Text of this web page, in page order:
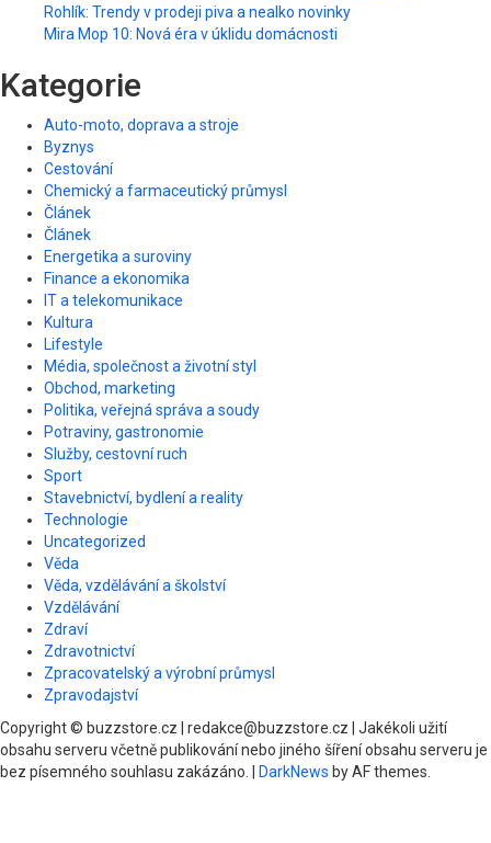
Rohlík: Trendy v prodeji piva a nealko novinky
Mira Mop 10: Nová éra v úklidu domácnosti
Kategorie
Auto-moto, doprava a stroje
Byznys
Cestování
Chemický a farmaceutický průmysl
Článek
Článek
Energetika a suroviny
Finance a ekonomika
IT a telekomunikace
Kultura
Lifestyle
Média, společnost a životní styl
Obchod, marketing
Politika, veřejná správa a soudy
Potraviny, gastronomie
Služby, cestovní ruch
Sport
Stavebnictví, bydlení a reality
Technologie
Uncategorized
Věda
Věda, vzdělávání a školství
Vzdělávání
Zdraví
Zdravotnictví
Zpracovatelský a výrobní průmysl
Zpravodajství
Copyright © buzzstore.cz | redakce@buzzstore.cz | Jakékoli užití
obsahu serveru včetně publikování nebo jiného šíření obsahu serveru je
bez písemného souhlasu zakázáno.
DarkNews by AF themes.